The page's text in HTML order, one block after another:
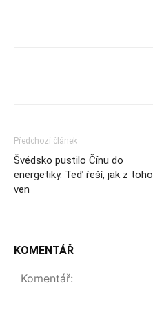
Předchozí článek
Švédsko pustilo Čínu do
energetiky. Teď řeší, jak z toho
ven
KOMENTÁŘ